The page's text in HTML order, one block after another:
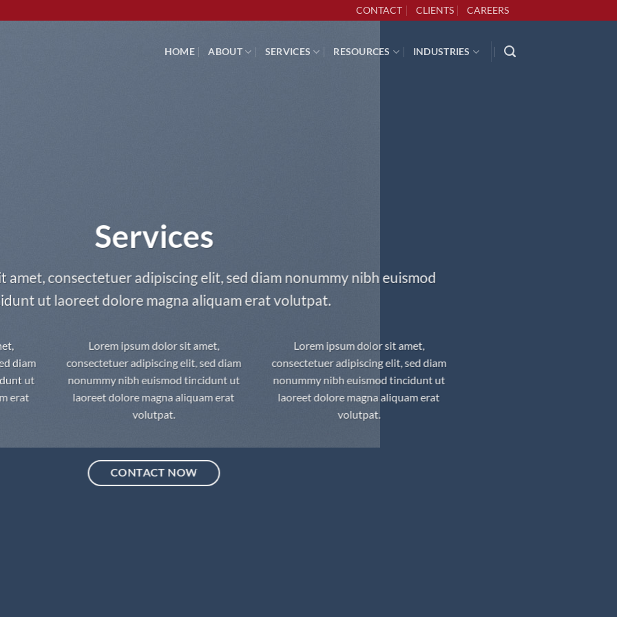
CONTACT CLIENTS CAREERS
HOME ABOUT SERVICES RESOURCES INDUSTRIES
Services
amet, consectetuer adipiscing elit, sed diam nonummy nibh euismod
ut laoreet dolore magna aliquam erat volutpat.
diam
ut
erat
Lorem ipsum dolor sit amet,
consectetuer adipiscing elit, sed diam
nonummy nibh euismod tincidunt ut
laoreet dolore magna aliquam erat
volutpat.
Lorem ipsum dolor sit amet,
consectetuer adipiscing elit, sed diam
nonummy nibh euismod tincidunt ut
laoreet dolore magna aliquam erat
volutpat.
CONTACT NOW